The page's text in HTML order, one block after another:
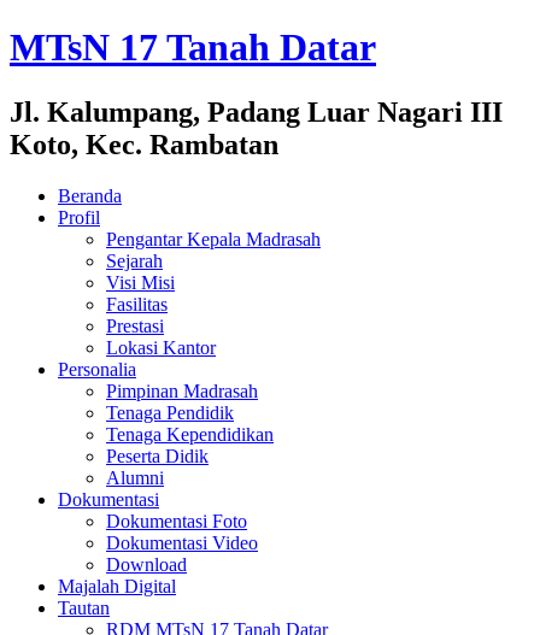
MTsN 17 Tanah Datar
Jl. Kalumpang, Padang Luar Nagari III
Koto, Kec. Rambatan
Beranda
Profil
Pengantar Kepala Madrasah
Sejarah
Visi Misi
Fasilitas
Prestasi
Lokasi Kantor
Personalia
Pimpinan Madrasah
Tenaga Pendidik
Tenaga Kependidikan
Peserta Didik
Alumni
Dokumentasi
Dokumentasi Foto
Dokumentasi Video
Download
Majalah Digital
Tautan
RDM MTsN 17 Tanah Datar